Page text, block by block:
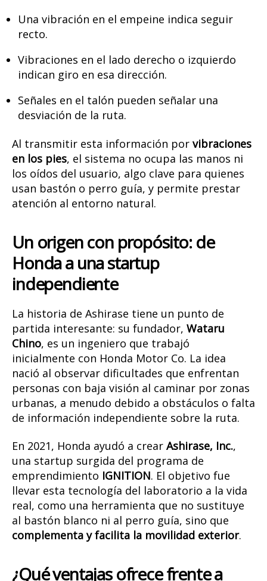
Una vibración en el empeine indica seguir
recto.
Vibraciones en el lado derecho o izquierdo
indican giro en esa dirección.
Señales en el talón pueden señalar una
desviación de la ruta.
Al transmitir esta información por vibraciones
en los pies, el sistema no ocupa las manos ni
los oídos del usuario, algo clave para quienes
usan bastón o perro guía, y permite prestar
atención al entorno natural.
Un origen con propósito: de
Honda a una startup
independiente
La historia de Ashirase tiene un punto de
partida interesante: su fundador, Wataru
Chino, es un ingeniero que trabajó
inicialmente con Honda Motor Co. La idea
nació al observar dificultades que enfrentan
personas con baja visión al caminar por zonas
urbanas, a menudo debido a obstáculos o falta
de información independiente sobre la ruta.
En 2021, Honda ayudó a crear Ashirase, Inc.,
una startup surgida del programa de
emprendimiento IGNITION. El objetivo fue
llevar esta tecnología del laboratorio a la vida
real, como una herramienta que no sustituye
al bastón blanco ni al perro guía, sino que
complementa y facilita la movilidad exterior.
¿Qué ventajas ofrece frente a